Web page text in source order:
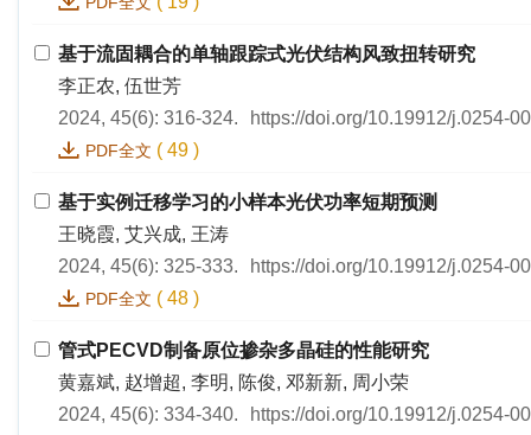
基于流固耦合的单轴跟踪式光伏结构风致扭转研究
李正农, 伍世芳
2024, 45(6): 316-324.
https://doi.org/10.19912/j.0254-
PDF全文 ( 49 )
基于实例迁移学习的小样本光伏功率短期预测
王晓霞, 艾兴成, 王涛
2024, 45(6): 325-333.
https://doi.org/10.19912/j.0254-
PDF全文 ( 48 )
管式PECVD制备原位掺杂多晶硅的性能研究
黄嘉斌, 赵增超, 李明, 陈俊, 邓新新, 周小荣
2024, 45(6): 334-340.
https://doi.org/10.19912/j.0254-